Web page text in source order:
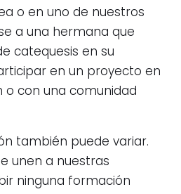
o en uno de nuestros
a una hermana que
catequesis en su
en un proyecto en
o con una comunidad
también puede variar.
unen a nuestras
ninguna formación